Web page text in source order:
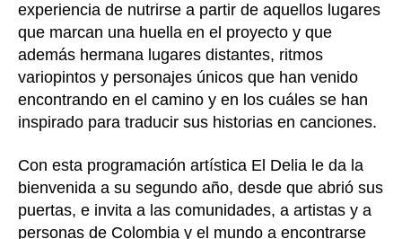
experiencia de nutrirse a partir de aquellos lugares
que marcan una huella en el proyecto y que
además hermana lugares distantes, ritmos
variopintos y personajes únicos que han venido
encontrando en el camino y en los cuáles se han
inspirado para traducir sus historias en canciones.
Con esta programación artística El Delia le da la
bienvenida a su segundo año, desde que abrió sus
puertas, e invita a las comunidades, a artistas y a
personas de Colombia y el mundo a encontrarse